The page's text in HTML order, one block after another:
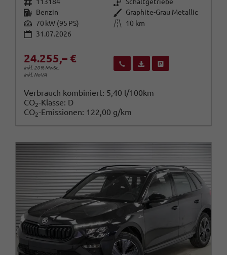
Kraftstoff Benzin Außenfarbe Graphite-Grau Metallic
Leistung 70 kW (95 PS) Kilometerstand
10 km
31.07.2026
24.255,– €
inkl. 20% MwSt.
inkl. NoVA
Wir rufen Sie anFahrzeugexposé (PDF)
Verbrauch kombiniert: 5,40 l/100km
CO2-Klasse: D
CO2-Emissionen: 122,00 g/km